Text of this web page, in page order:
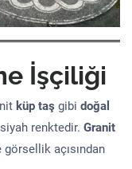
İşçiliği
küp taş gibi doğal
renktedir. Granit
açısından